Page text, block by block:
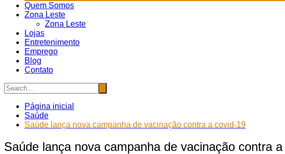
Quem Somos
Zona Leste
Zona Leste
Lojas
Entretenimento
Emprego
Blog
Contato
Página inicial
Saúde
Saúde lança nova campanha de vacinação contra a covid-19
Saúde lança nova campanha de vacinação contra